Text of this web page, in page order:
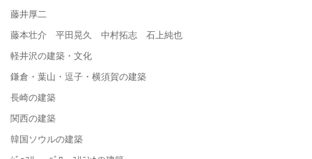
藤井厚二
藤本壮介 平田晃久 中村拓志 石上純也
軽井沢の建築・文化
鎌倉・葉山・逗子・横須賀の建築
長崎の建築
関西の建築
韓国ソウルの建築